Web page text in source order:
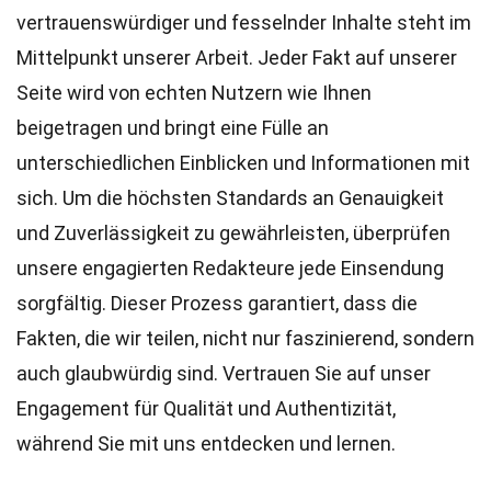
vertrauenswürdiger und fesselnder Inhalte steht im
Mittelpunkt unserer Arbeit. Jeder Fakt auf unserer
Seite wird von echten Nutzern wie Ihnen
beigetragen und bringt eine Fülle an
unterschiedlichen Einblicken und Informationen mit
sich. Um die höchsten Standards an Genauigkeit
und Zuverlässigkeit zu gewährleisten, überprüfen
unsere engagierten Redakteure jede Einsendung
sorgfältig. Dieser Prozess garantiert, dass die
Fakten, die wir teilen, nicht nur faszinierend, sondern
auch glaubwürdig sind. Vertrauen Sie auf unser
Engagement für Qualität und Authentizität,
während Sie mit uns entdecken und lernen.